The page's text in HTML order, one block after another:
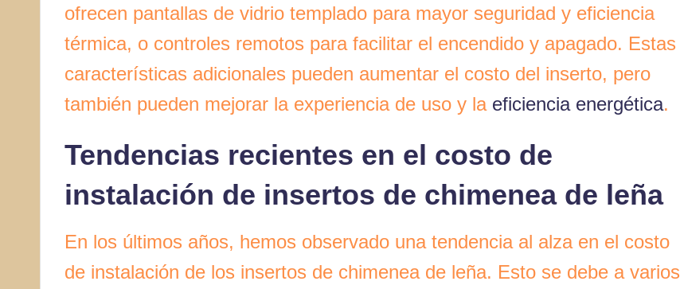
ofrecen pantallas de vidrio templado para mayor seguridad y eficiencia
térmica, o controles remotos para facilitar el encendido y apagado. Estas
características adicionales pueden aumentar el costo del inserto, pero
también pueden mejorar la experiencia de uso y la eficiencia energética.
Tendencias recientes en el costo de
instalación de insertos de chimenea de leña
En los últimos años, hemos observado una tendencia al alza en el costo
de instalación de los insertos de chimenea de leña. Esto se debe a varios